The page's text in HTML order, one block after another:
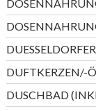
DUFTKERZEN/-
DUSCHBAD